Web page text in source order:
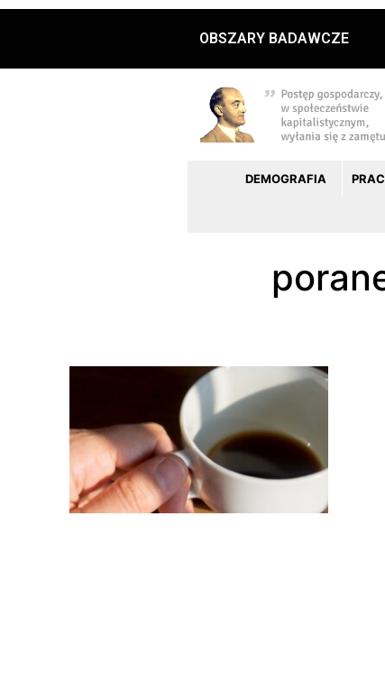
OBSZARY BADAWCZE
DEMOGRAFIA